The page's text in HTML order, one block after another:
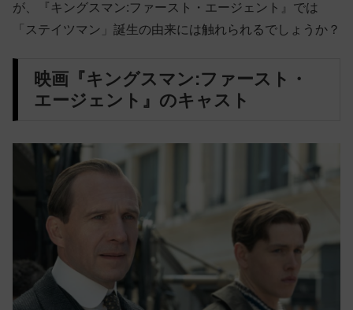
が、『キングスマン:ファースト・エージェント』では
「ステイツマン」誕生の由来には触れられるでしょうか？
映画『キングスマン:ファースト・
エージェント』のキャスト